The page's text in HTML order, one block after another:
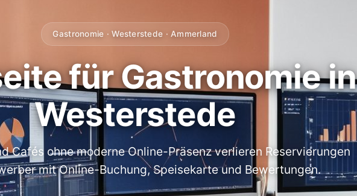
Gastronomie · Westerstede · Ammerland
für Gastronomie in
Westerstede
Cafés ohne moderne Online-Präsenz verlieren Reservierungen
mit Online-Buchung, Speisekarte und Bewertungen.